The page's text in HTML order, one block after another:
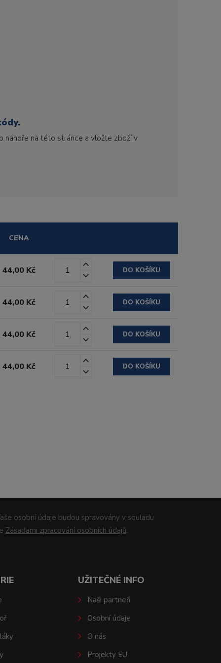
nahoře na této stránce a vložte zboží v
CENA
44,00 Kč DO KOŠÍKU
44,00 Kč DO KOŠÍKU
44,00 Kč DO KOŠÍKU
44,00 Kč DO KOŠÍKU
osobní údaje budou spravovány v souladu
Zásadami zpracování osobních údajů.
UŽITEČNÉ INFO
Naši partneři
Osobní údaje
O nás
Projekty EU